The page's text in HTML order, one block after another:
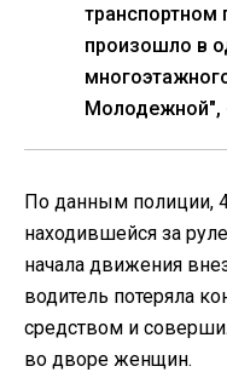
транспортном
произошло в
Молодежной",
По данным полиции,
находившейся за
начала движения
водитель потеряла
средством и
во дворе женщин.